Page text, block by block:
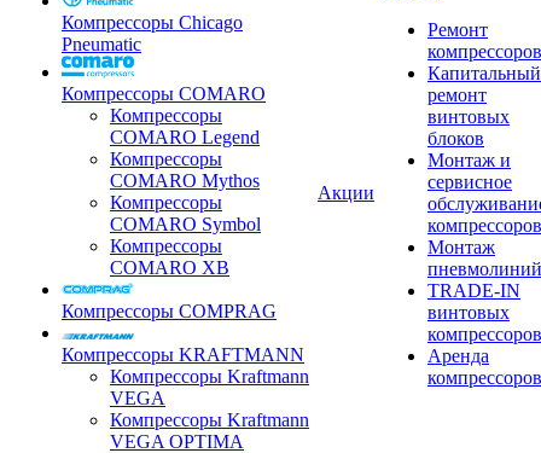
Компрессоры Chicago
Pneumatic
Компрессоры COMARO
Компрессоры
COMARO Legend
Компрессоры
COMARO Mythos
Компрессоры
COMARO Symbol
Компрессоры
COMARO XB
Компрессоры COMPRAG
Компрессоры KRAFTMANN
Компрессоры Kraftmann
VEGA
Компрессоры Kraftmann
VEGA OPTIMA
Акции
Ремонт
компрессоров
Капитальный
ремонт
винтовых
блоков
Монтаж и
сервисное
компрессоров
Монтаж
пневмолиний
TRADE-IN
винтовых
компрессоров
Аренда
компрессоров